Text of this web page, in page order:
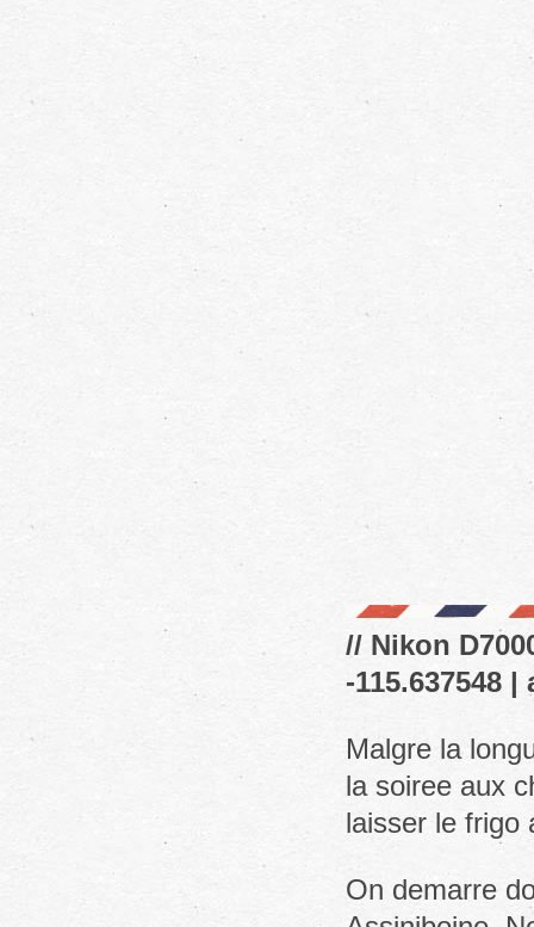
// Nikon
-115.637548 |
Malgre la
la soiree aux
laisser le frigo
On demarre